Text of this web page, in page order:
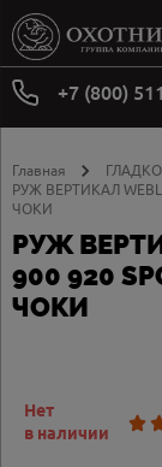
+7 (800)
Главная
РУЖ ВЕРТИКАЛ
ЧОКИ
РУЖ
900 920
ЧОКИ
Нет
в наличии